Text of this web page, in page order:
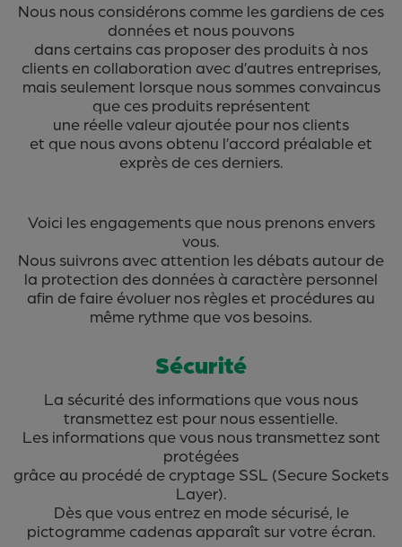
Nous nous considérons comme les gardiens de ces
données et nous pouvons
dans certains cas proposer des produits à nos
clients en collaboration avec d’autres entreprises,
mais seulement lorsque nous sommes convaincus
que ces produits représentent
une réelle valeur ajoutée pour nos clients
et que nous avons obtenu l’accord préalable et
exprès de ces derniers.
Voici les engagements que nous prenons envers
vous.
Nous suivrons avec attention les débats autour de
la protection des données à caractère personnel
afin de faire évoluer nos règles et procédures au
même rythme que vos besoins.
Sécurité
La sécurité des informations que vous nous
transmettez est pour nous essentielle.
Les informations que vous nous transmettez sont
protégées
grâce au procédé de cryptage SSL (Secure Sockets
Layer).
Dès que vous entrez en mode sécurisé, le
pictogramme cadenas apparaît sur votre écran.